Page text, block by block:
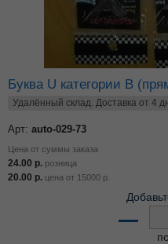
Буква U категории В
Удалённый склад. Доставка от 4
Арт: auto-029-73
Цена от суммы заказа
24.00 р. розница
20.00 р. цена от 15000 р.
–